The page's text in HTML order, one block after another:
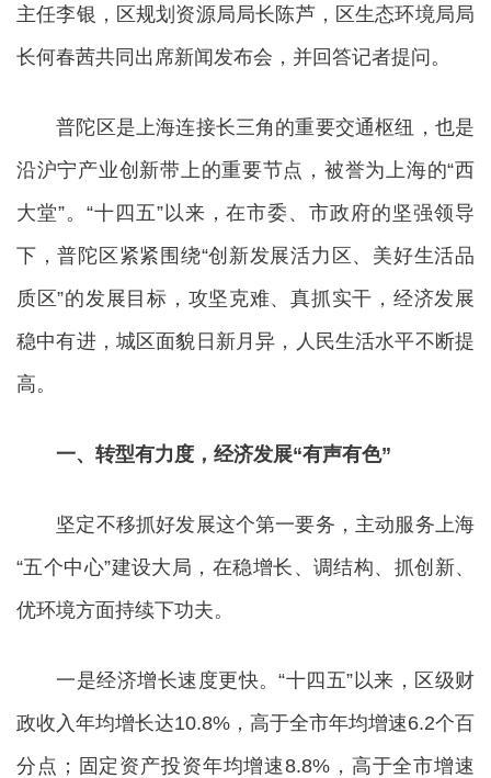
主任李银，区规划资源局局长陈芦，区生态环境局局
长何春茜共同出席新闻发布会，并回答记者提问。
普陀区是上海连接长三角的重要交通枢纽，也是
沿沪宁产业创新带上的重要节点，被誉为上海的“西
大堂”。“十四五”以来，在市委、市政府的坚强领导
下，普陀区紧紧围绕“创新发展活力区、美好生活品
质区”的发展目标，攻坚克难、真抓实干，经济发展
稳中有进，城区面貌日新月异，人民生活水平不断提
高。
一、转型有力度，经济发展“有声有色”
坚定不移抓好发展这个第一要务，主动服务上海
“五个中心”建设大局，在稳增长、调结构、抓创新、
优环境方面持续下功夫。
一是经济增长速度更快。“十四五”以来，区级财
政收入年均增长达10.8%，高于全市年均增速6.2个百
分点；固定资产投资年均增速8.8%，高于全市增速